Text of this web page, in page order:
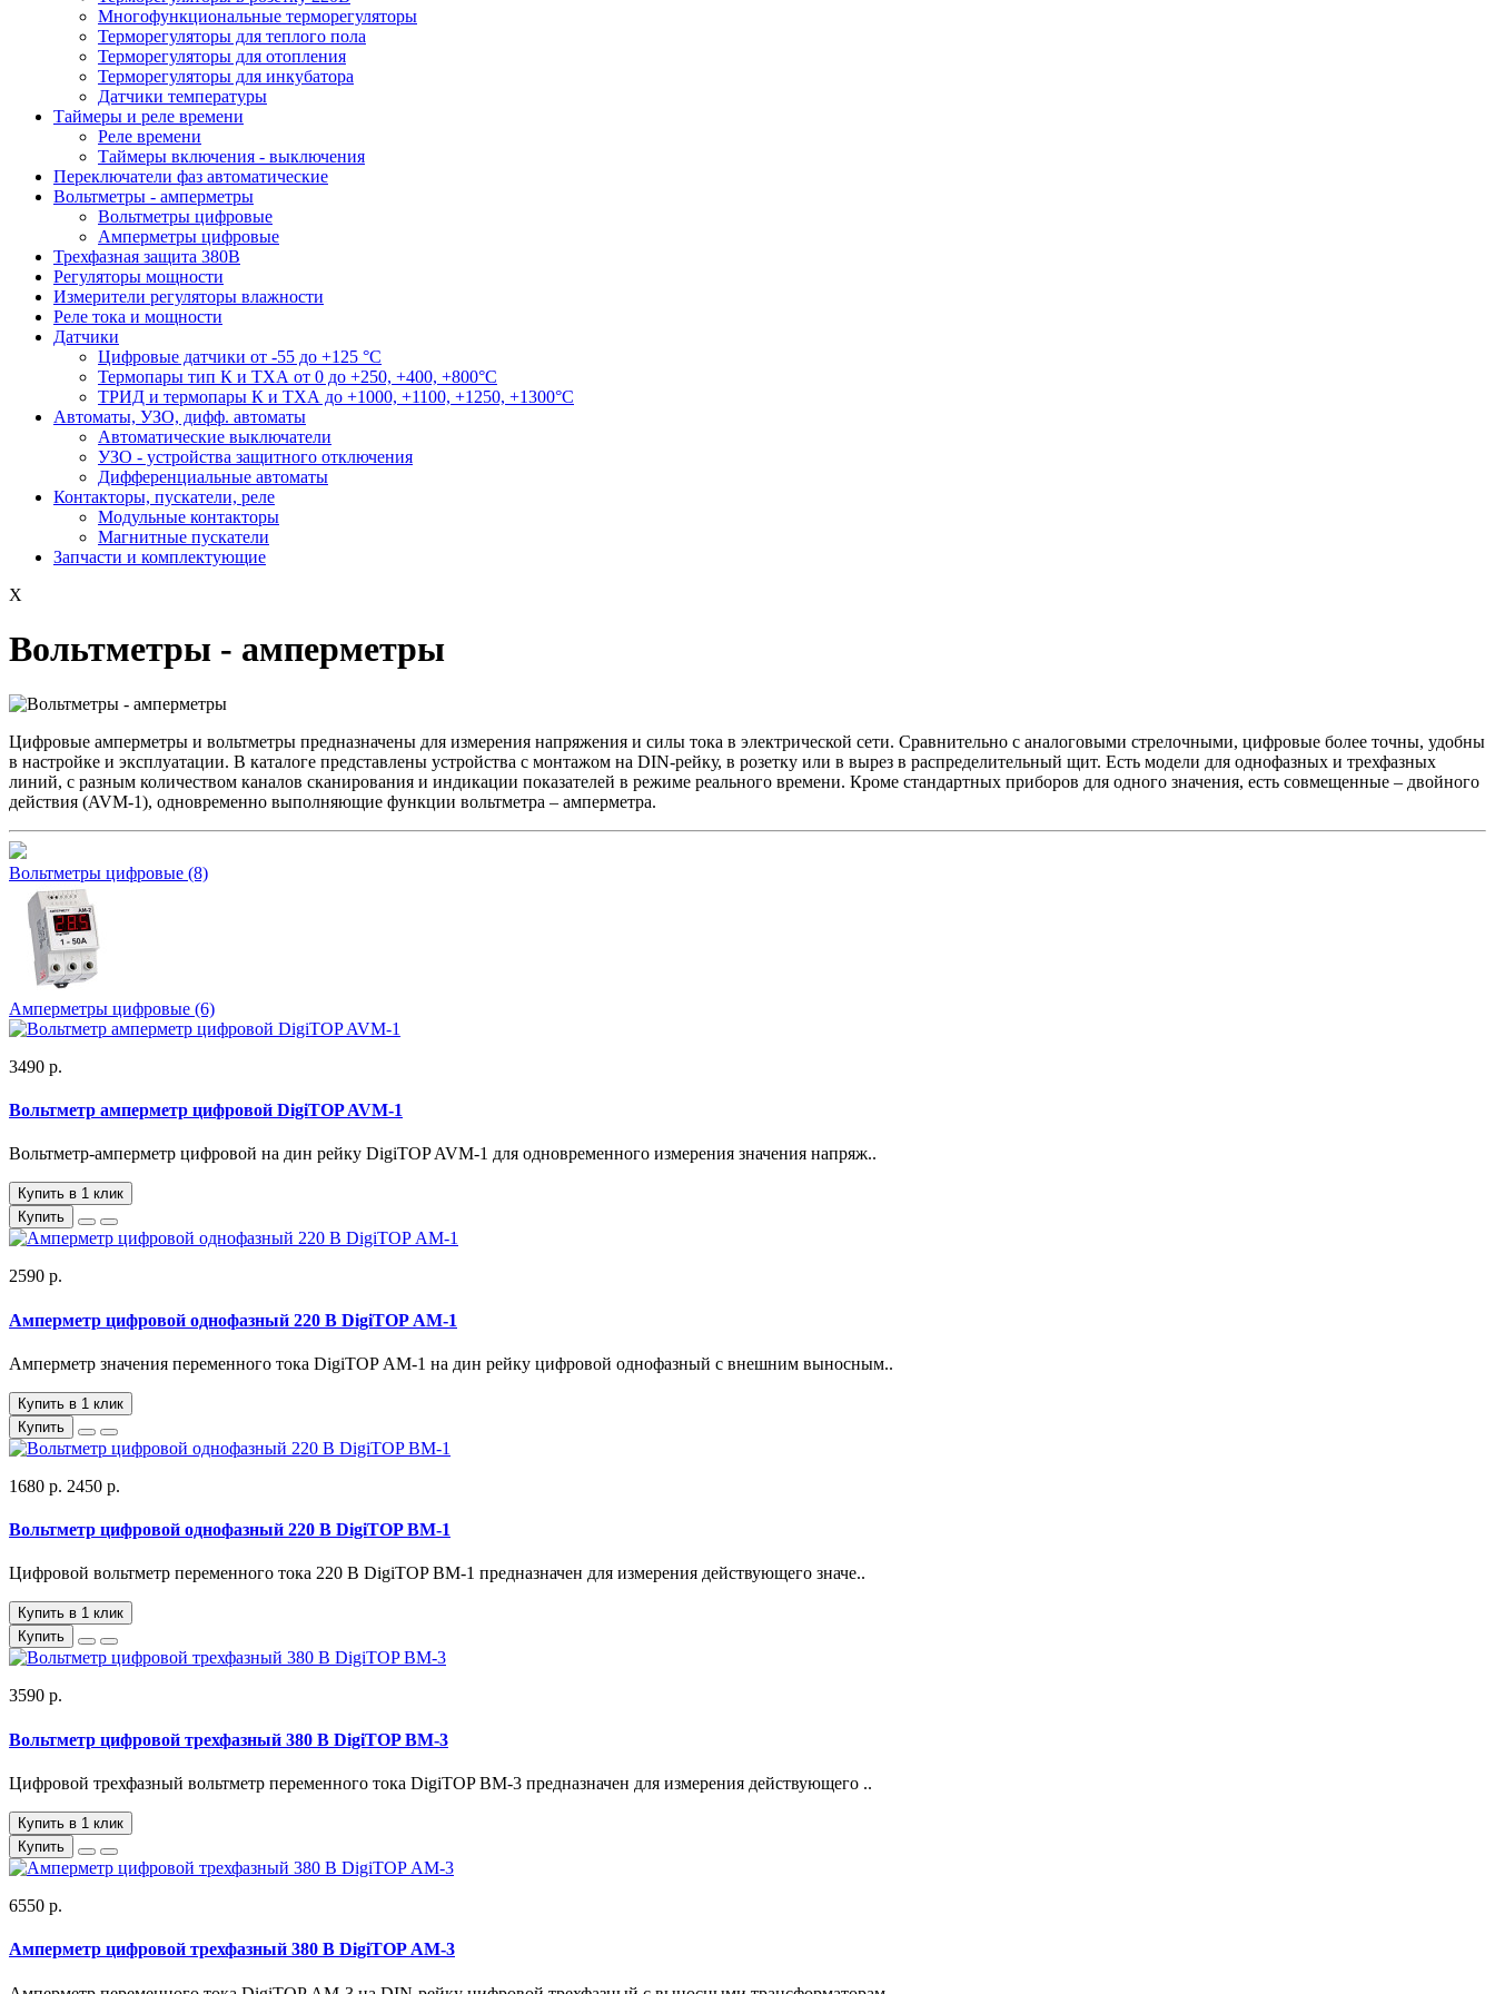
Многофункциональные терморегуляторы
Терморегуляторы для теплого пола
Терморегуляторы для отопления
Терморегуляторы для инкубатора
Датчики температуры
Таймеры и реле времени
Реле времени
Таймеры включения - выключения
Переключатели фаз автоматические
Вольтметры - амперметры
Вольтметры цифровые
Амперметры цифровые
Трехфазная защита 380В
Регуляторы мощности
Измерители регуляторы влажности
Реле тока и мощности
Датчики
Цифровые датчики от -55 до +125 °С
Термопары тип К и ТХА от 0 до +250, +400, +800°C
ТРИД и термопары К и ТХА до +1000, +1100, +1250, +1300°C
Автоматы, УЗО, дифф. автоматы
Автоматические выключатели
УЗО - устройства защитного отключения
Дифференциальные автоматы
Контакторы, пускатели, реле
Модульные контакторы
Магнитные пускатели
Запчасти и комплектующие
X
Вольтметры - амперметры
Цифровые амперметры и вольтметры предназначены для измерения напряжения и силы тока в электрической сети. Сравнительно с аналоговыми стрелочными, цифровые более точны, удобны
в настройке и эксплуатации. В каталоге представлены устройства с монтажом на DIN-рейку, в розетку или в вырез в распределительный щит. Есть модели для однофазных и трехфазных
линий, с разным количеством каналов сканирования и индикации показателей в режиме реального времени. Кроме стандартных приборов для одного значения, есть совмещенные – двойного
действия (AVM-1), одновременно выполняющие функции вольтметра – амперметра.
Вольтметры цифровые (8)
Амперметры цифровые (6)
3490 р.
Вольтметр амперметр цифровой DigiTOP AVM-1
Вольтметр-амперметр цифровой на дин рейку DigiTOP AVM-1 для одновременного измерения значения напряж..
Купить в 1 клик
Купить
2590 р.
Амперметр цифровой однофазный 220 В DigiTOP АМ-1
Амперметр значения переменного тока DigiTOP АМ-1 на дин рейку цифровой однофазный с внешним выносным..
Купить в 1 клик
Купить
1680 р. 2450 р.
Вольтметр цифровой однофазный 220 В DigiTOP ВМ-1
Цифровой вольтметр переменного тока 220 В DigiTOP ВМ-1 предназначен для измерения действующего значе..
Купить в 1 клик
Купить
3590 р.
Вольтметр цифровой трехфазный 380 В DigiTOP ВМ-3
Цифровой трехфазный вольтметр переменного тока DigiTOP ВМ-3 предназначен для измерения действующего ..
Купить в 1 клик
Купить
6550 р.
Амперметр цифровой трехфазный 380 В DigiTOP АМ-3